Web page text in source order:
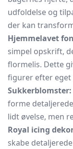
udfoldelse og
der kan
Hjemmelavet
simpel opskrift,
flormelis. Dette
figurer efter eget
Sukkerblomster:
forme
lidt øvelse, men
Royal icing
skabe